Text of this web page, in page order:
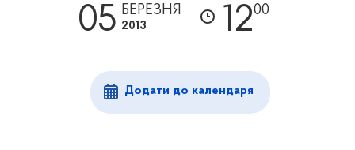
05 БЕРЕЗНЯ
2013 1200
Додати до календаря